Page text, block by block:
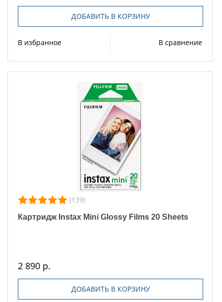
ДОБАВИТЬ В КОРЗИНУ
В избранное В сравнение
(139)
Картридж Instax Mini Glossy Films 20 Sheets
2 890 р.
ДОБАВИТЬ В КОРЗИНУ